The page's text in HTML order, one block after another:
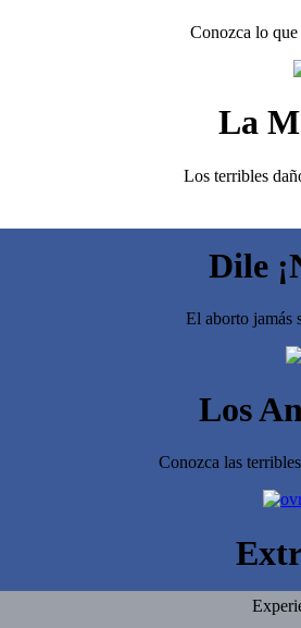
Conozca lo
La
Los terribles
Dile
El aborto jamás
Los
Conozca las